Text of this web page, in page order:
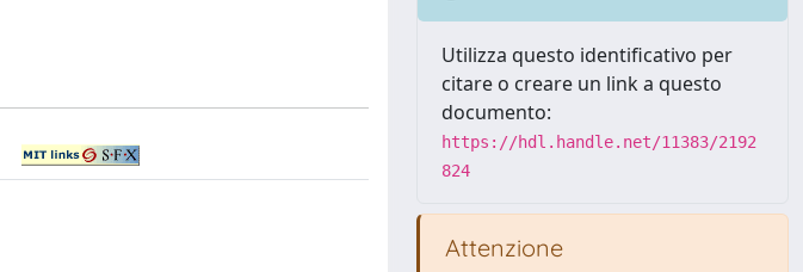
Utilizza questo identificativo per
citare o creare un link a questo
documento:
https://hdl.handle.net/11383/2192
824
Attenzione